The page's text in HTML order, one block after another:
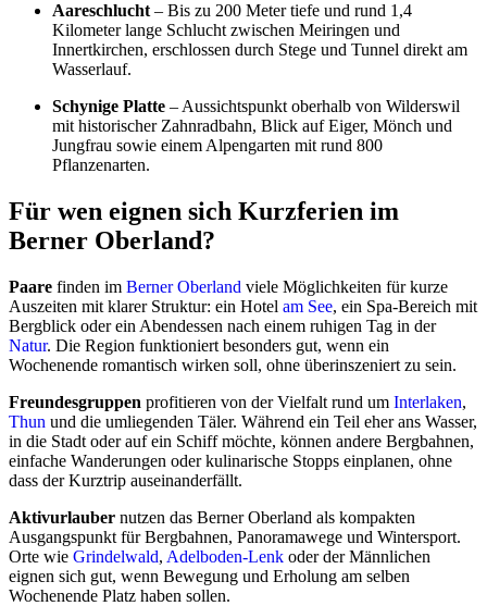
Aareschlucht – Bis zu 200 Meter tiefe und rund 1,4
Kilometer lange Schlucht zwischen Meiringen und
Innertkirchen, erschlossen durch Stege und Tunnel direkt am
Wasserlauf.
Schynige Platte – Aussichtspunkt oberhalb von Wilderswil
mit historischer Zahnradbahn, Blick auf Eiger, Mönch und
Jungfrau sowie einem Alpengarten mit rund 800
Pflanzenarten.
Für wen eignen sich Kurzferien im
Berner Oberland?
Paare finden im Berner Oberland viele Möglichkeiten für kurze
Auszeiten mit klarer Struktur: ein Hotel am See, ein Spa-Bereich mit
Bergblick oder ein Abendessen nach einem ruhigen Tag in der
Natur. Die Region funktioniert besonders gut, wenn ein
Wochenende romantisch wirken soll, ohne überinszeniert zu sein.
Freundesgruppen profitieren von der Vielfalt rund um Interlaken,
Thun und die umliegenden Täler. Während ein Teil eher ans Wasser,
in die Stadt oder auf ein Schiff möchte, können andere Bergbahnen,
einfache Wanderungen oder kulinarische Stopps einplanen, ohne
dass der Kurztrip auseinanderfällt.
Aktivurlauber nutzen das Berner Oberland als kompakten
Ausgangspunkt für Bergbahnen, Panoramawege und Wintersport.
Orte wie Grindelwald, Adelboden-Lenk oder der Männlichen
eignen sich gut, wenn Bewegung und Erholung am selben
Wochenende Platz haben sollen.